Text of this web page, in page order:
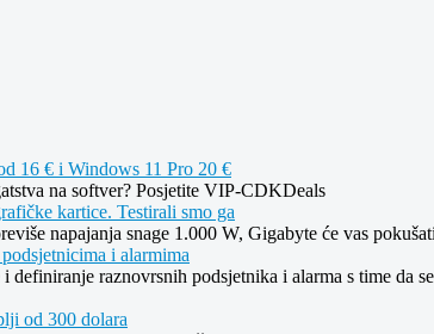
16 € i Windows 11 Pro 20 €
na softver? Posjetite VIP-CDKDeals
kartice. Testirali smo ga
napajanja snage 1.000 W, Gigabyte će vas
i alarmima
raznovrsnih podsjetnika i alarma s time da
od 300 dolara